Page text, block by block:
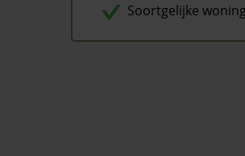
Soortgelijke